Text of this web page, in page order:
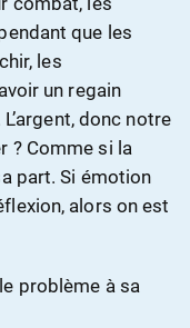
que les
les
un regain
donc notre
? Comme si la
part. Si émotion
alors on est
problème à sa